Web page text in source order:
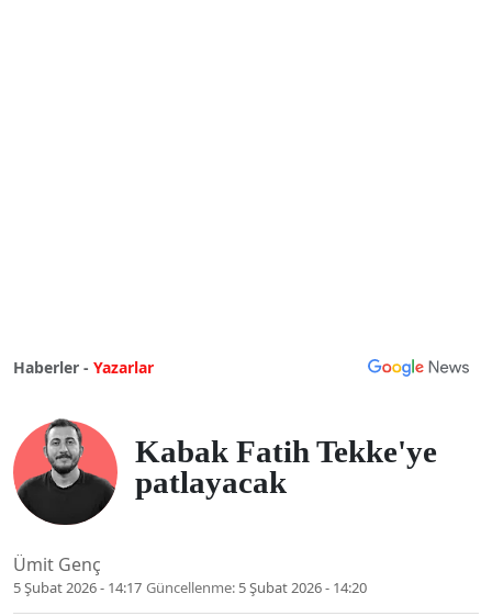
Haberler - Yazarlar
Kabak Fatih Tekke'ye
patlayacak
Ümit Genç
5 Şubat 2026 - 14:17 Güncellenme: 5 Şubat 2026 - 14:20